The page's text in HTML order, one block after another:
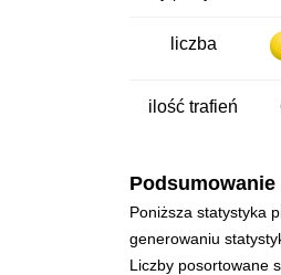
liczba
ilość trafień
Poniższa statystyka
generowaniu
Liczby posortowane